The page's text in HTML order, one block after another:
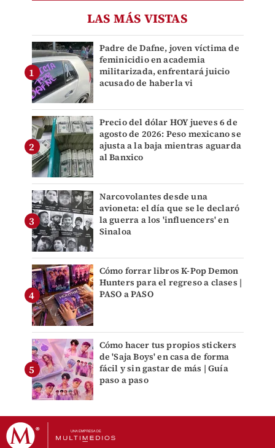
LAS MÁS VISTAS
Padre de Dafne, joven víctima de
feminicidio en academia
militarizada, enfrentará juicio
acusado de haberla vi
Precio del dólar HOY jueves 6 de
agosto de 2026: Peso mexicano se
ajusta a la baja mientras aguarda
al Banxico
Narcovolantes desde una
avioneta: el día que se le declaró
la guerra a los 'influencers' en
Sinaloa
Cómo forrar libros K-Pop Demon
Hunters para el regreso a clases |
PASO a PASO
Cómo hacer tus propios stickers
de 'Saja Boys' en casa de forma
fácil y sin gastar de más | Guía
paso a paso